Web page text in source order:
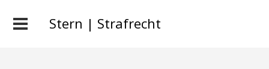
Stern | Strafrecht